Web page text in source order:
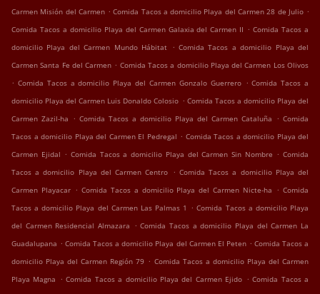
Carmen Misión del Carmen . Comida Tacos a domicilio Playa del Carmen 28 de Julio .
Comida Tacos a domicilio Playa del Carmen Galaxia del Carmen II . Comida Tacos a
domicilio Playa del Carmen Mundo Hábitat . Comida Tacos a domicilio Playa del
Carmen Santa Fe del Carmen . Comida Tacos a domicilio Playa del Carmen Los Olivos
. Comida Tacos a domicilio Playa del Carmen Gonzalo Guerrero . Comida Tacos a
domicilio Playa del Carmen Luis Donaldo Colosio . Comida Tacos a domicilio Playa del
Carmen Zazil-ha . Comida Tacos a domicilio Playa del Carmen Cataluña . Comida
Tacos a domicilio Playa del Carmen El Pedregal . Comida Tacos a domicilio Playa del
Carmen Ejidal . Comida Tacos a domicilio Playa del Carmen Sin Nombre . Comida
Tacos a domicilio Playa del Carmen Centro . Comida Tacos a domicilio Playa del
Carmen Playacar . Comida Tacos a domicilio Playa del Carmen Nicte-ha . Comida
Tacos a domicilio Playa del Carmen Las Palmas 1 . Comida Tacos a domicilio Playa
del Carmen Residencial Almazara . Comida Tacos a domicilio Playa del Carmen La
Guadalupana . Comida Tacos a domicilio Playa del Carmen El Peten . Comida Tacos a
domicilio Playa del Carmen Región 79 . Comida Tacos a domicilio Playa del Carmen
Playa Magna . Comida Tacos a domicilio Playa del Carmen Ejido . Comida Tacos a